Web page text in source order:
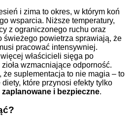
i zima to okres, w którym koń
wsparcia. Niższe temperatury,
z ograniczonego ruchu oraz
świeżego powietrza sprawiają, że
pracować intensywniej.
właścicieli sięga po
wzmacniające odporność.
że suplementacja to nie magia – to
które przynosi efekty tylko
i bezpieczne.